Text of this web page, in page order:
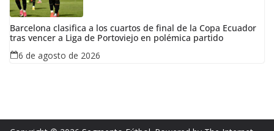
Barcelona clasifica a los cuartos de final de la Copa Ecuador
tras vencer a Liga de Portoviejo en polémica partido
6 de agosto de 2026